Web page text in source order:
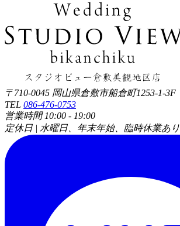
〒710-0045 岡山県倉敷市船倉町1253-1-3F
TEL 086-476-0753
営業時間 10:00 - 19:00
定休日 | 水曜日、年末年始、臨時休業あり